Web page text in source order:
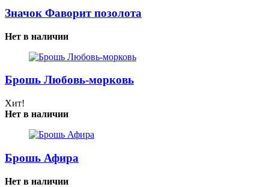
Значок Фаворит позолота
Нет в наличии
Брошь Любовь-морковь
Хит!
Нет в наличии
Брошь Афира
Нет в наличии